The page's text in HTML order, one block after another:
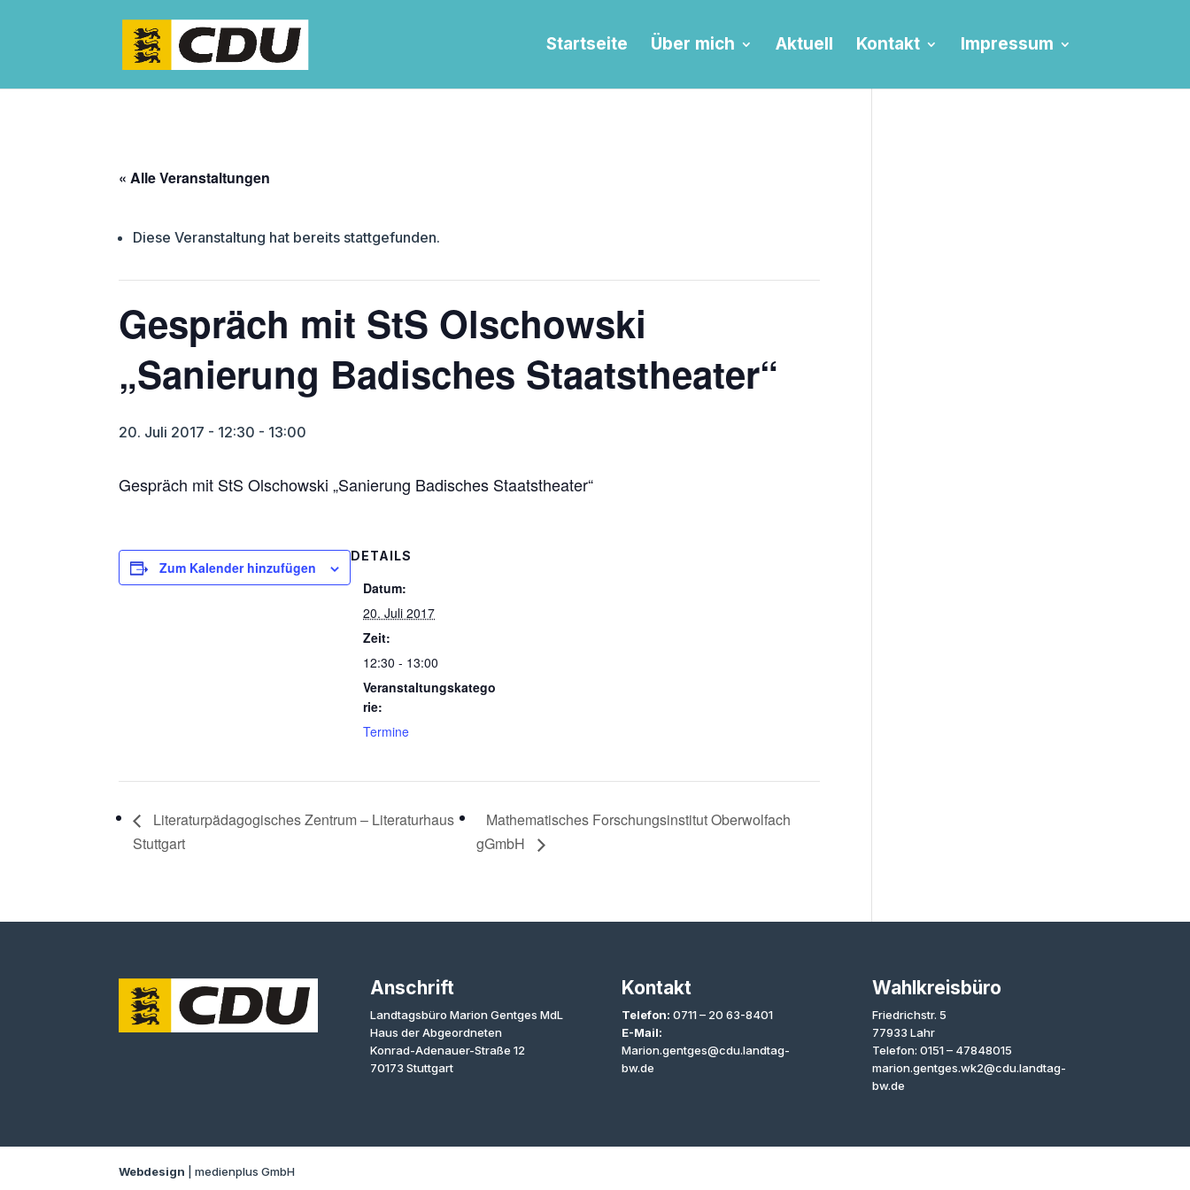
Startseite Über mich Aktuell Kontakt Impressum
« Alle Veranstaltungen
Diese Veranstaltung hat bereits stattgefunden.
Gespräch mit StS Olschowski
„Sanierung Badisches Staatstheater“
20. Juli 2017 - 12:30 - 13:00
Gespräch mit StS Olschowski „Sanierung Badisches Staatstheater“
Zum Kalender hinzufügen
DETAILS
Datum:
20. Juli 2017
Zeit:
12:30 - 13:00
Veranstaltungskatego
rie:
Termine
Literaturpädagogisches Zentrum – Literaturhaus
Stuttgart
Mathematisches Forschungsinstitut Oberwolfach
gGmbH
Anschrift
Landtagsbüro Marion Gentges MdL
Haus der Abgeordneten
Konrad-Adenauer-Straße 12
70173 Stuttgart
Kontakt
Telefon: 0711 – 20 63-8401
E-Mail:
Marion.gentges@cdu.landtag-
bw.de
Wahlkreisbüro
Friedrichstr. 5
77933 Lahr
Telefon: 0151 – 47848015
marion.gentges.wk2@cdu.landtag-
bw.de
Webdesign | medienplus GmbH